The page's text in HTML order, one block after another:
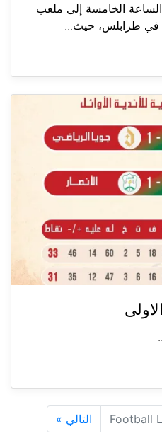
الساعة الخامسة إلى ملعب
في طرابلس، حيث...
Football التالي »